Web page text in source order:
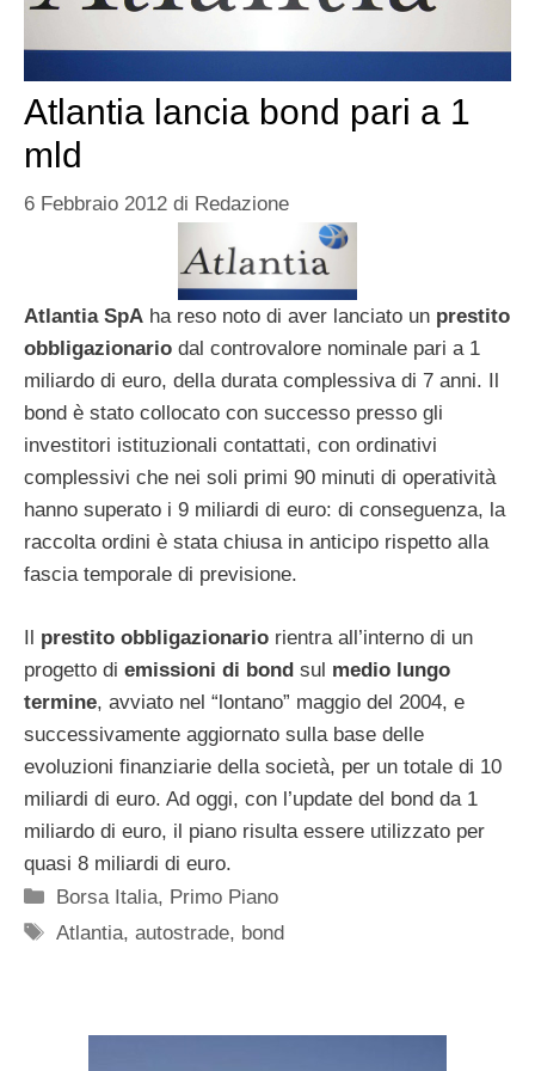
Atlantia lancia bond pari a 1
mld
6 Febbraio 2012 di Redazione
Atlantia SpA ha reso noto di aver lanciato un prestito
obbligazionario dal controvalore nominale pari a 1
miliardo di euro, della durata complessiva di 7 anni. Il
bond è stato collocato con successo presso gli
investitori istituzionali contattati, con ordinativi
complessivi che nei soli primi 90 minuti di operatività
hanno superato i 9 miliardi di euro: di conseguenza, la
raccolta ordini è stata chiusa in anticipo rispetto alla
fascia temporale di previsione.
Il prestito obbligazionario rientra all’interno di un
progetto di emissioni di bond sul medio lungo
termine, avviato nel “lontano” maggio del 2004, e
successivamente aggiornato sulla base delle
evoluzioni finanziarie della società, per un totale di 10
miliardi di euro. Ad oggi, con l’update del bond da 1
miliardo di euro, il piano risulta essere utilizzato per
quasi 8 miliardi di euro.
Categorie
Borsa Italia, Primo Piano
Tag
Atlantia,autostrade, bond